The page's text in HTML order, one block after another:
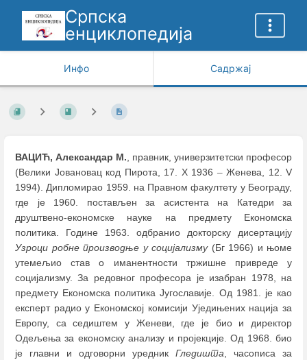
Српска
енциклопедија
Инфо Садржај
ВАЦИЋ, Александар M., правник, универзитетски професор
(Велики Јовановац код Пирота, 17. X 1936 –Женева, 12. V
1994). Дипломирао 1959. на Правном факултету у Београду,
где је 1960. постављен за асистента на Катедри за
друштвено-економске науке на предмету Економска
политика. Године 1963. одбранио докторску дисертацију
Узроци робне производње у социјализму(Бг 1966) и њоме
утемељио став о иманентности тржишне привреде у
социјализму. За редовног професора је изабран 1978, на
предмету Економска политика Југославије. Од 1981. је као
експерт радио у Економској комисији Уједињених нација за
Европу, са седиштем у Женеви, где је био и директор
Одељења за економску анализу и пројекције. Од 1968. био
је главни и одговорни уредник Гледишта, часописа за